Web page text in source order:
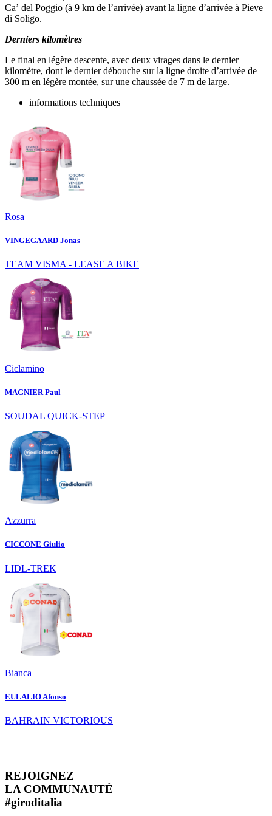
Ca’ del Poggio (à 9 km de l’arrivée) avant la ligne d’arrivée à Pieve
di Soligo.
Derniers kilomètres
Le final en légère descente, avec deux virages dans le dernier
kilomètre, dont le dernier débouche sur la ligne droite d’arrivée de
300 m en légère montée, sur une chaussée de 7 m de large.
informations techniques
Rosa
VINGEGAARD Jonas
TEAM VISMA - LEASE A BIKE
Ciclamino
MAGNIER Paul
SOUDAL QUICK-STEP
Azzurra
CICCONE Giulio
LIDL-TREK
Bianca
EULALIO Afonso
BAHRAIN VICTORIOUS
REJOIGNEZ
LA COMMUNAUTÉ
#giroditalia